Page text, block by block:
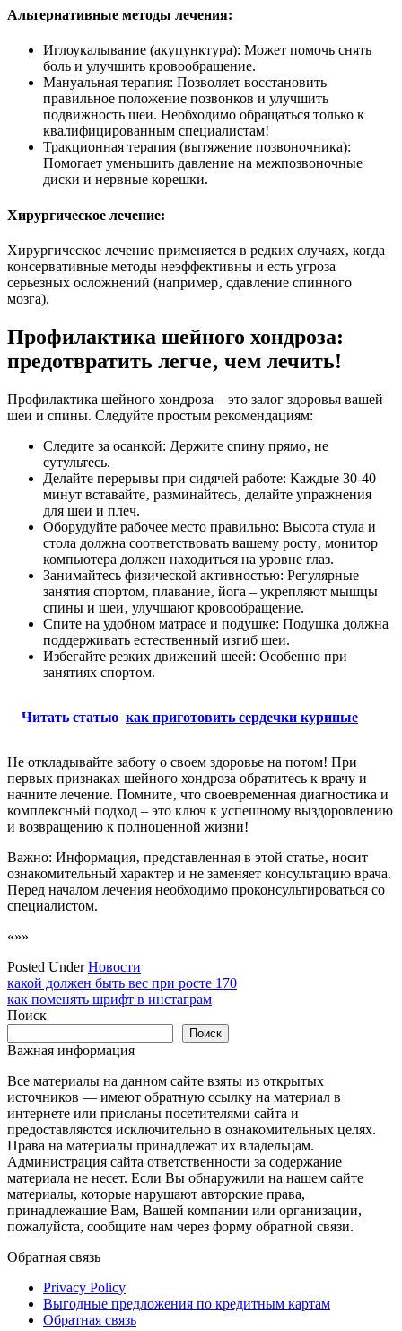
Альтернативные методы лечения:
Иглоукалывание (акупунктура): Может помочь снять
боль и улучшить кровообращение.
Мануальная терапия: Позволяет восстановить
правильное положение позвонков и улучшить
подвижность шеи. Необходимо обращаться только к
квалифицированным специалистам!
Тракционная терапия (вытяжение позвоночника):
Помогает уменьшить давление на межпозвоночные
диски и нервные корешки.
Хирургическое лечение:
Хирургическое лечение применяется в редких случаях‚ когда
консервативные методы неэффективны и есть угроза
серьезных осложнений (например‚ сдавление спинного
мозга).
Профилактика шейного хондроза:
предотвратить легче‚ чем лечить!
Профилактика шейного хондроза – это залог здоровья вашей
шеи и спины. Следуйте простым рекомендациям:
Следите за осанкой: Держите спину прямо‚ не
сутультесь.
Делайте перерывы при сидячей работе: Каждые 30-40
минут вставайте‚ разминайтесь‚ делайте упражнения
для шеи и плеч.
Оборудуйте рабочее место правильно: Высота стула и
стола должна соответствовать вашему росту‚ монитор
компьютера должен находиться на уровне глаз.
Занимайтесь физической активностью: Регулярные
занятия спортом‚ плавание‚ йога – укрепляют мышцы
спины и шеи‚ улучшают кровообращение.
Спите на удобном матрасе и подушке: Подушка должна
поддерживать естественный изгиб шеи.
Избегайте резких движений шеей: Особенно при
занятиях спортом.
Читать статью как приготовить сердечки куриные
Не откладывайте заботу о своем здоровье на потом! При
первых признаках шейного хондроза обратитесь к врачу и
начните лечение. Помните‚ что своевременная диагностика и
комплексный подход – это ключ к успешному выздоровлению
и возвращению к полноценной жизни!
Важно: Информация‚ представленная в этой статье‚ носит
ознакомительный характер и не заменяет консультацию врача.
Перед началом лечения необходимо проконсультироваться со
специалистом.
«»»
Posted UnderНовости
Навигация
по
какой должен быть вес при росте 170
как поменять шрифт в инстаграм
Поиск
Поиск
Важная информация
Все материалы на данном сайте взяты из открытых
источников — имеют обратную ссылку на материал в
интернете или присланы посетителями сайта и
предоставляются исключительно в ознакомительных целях.
Права на материалы принадлежат их владельцам.
Администрация сайта ответственности за содержание
материала не несет. Если Вы обнаружили на нашем сайте
материалы, которые нарушают авторские права,
принадлежащие Вам, Вашей компании или организации,
пожалуйста, сообщите нам через форму обратной связи.
Обратная связь
Privacy Policy
Выгодные предложения по кредитным картам
Обратная связь